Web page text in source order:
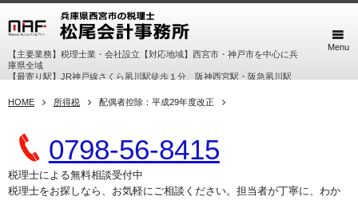
【主要業務】税理士業・会社設立【対応地域】西宮市・神戸市を中心に兵
庫県全域
【最寄り駅】JR神戸線さくら夙川駅徒歩１分、阪神西宮駅・阪急夙川駅
Menu
HOME 所得税 配偶者控除：平成29年度改正
0798-56-8415
税理士による無料相談受付中
税理士をお探しなら、お気軽にご相談ください。担当者が丁寧に、わか